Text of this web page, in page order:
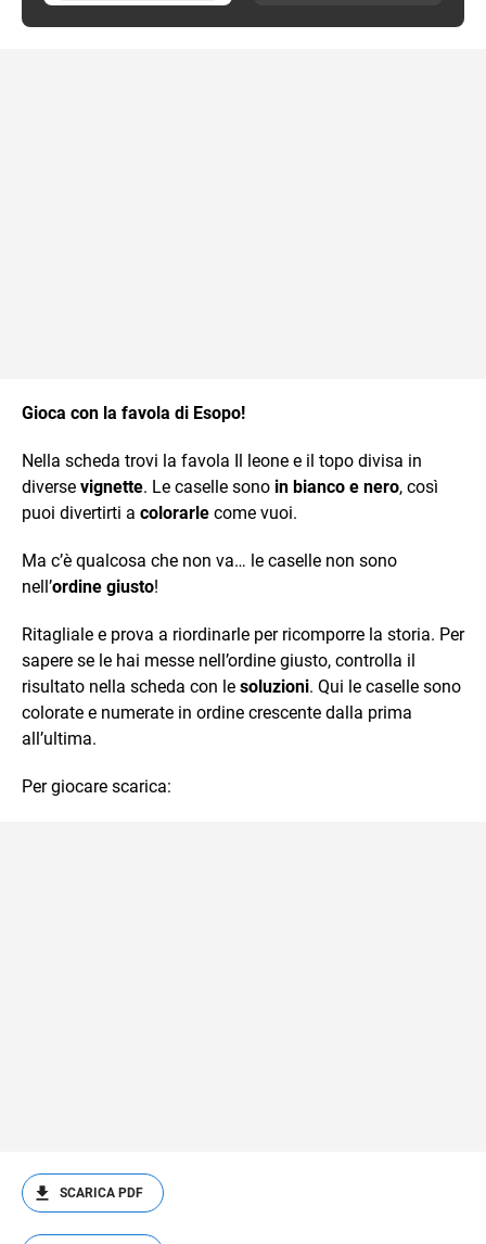
Gioca con la favola di Esopo!
Nella scheda trovi la favola Il leone e il topo divisa in
diverse vignette. Le caselle sono in bianco e nero, così
puoi divertirti a colorarle come vuoi.
Ma c’è qualcosa che non va… le caselle non sono
nell’ordine giusto!
Ritagliale e prova a riordinarle per ricomporre la storia. Per
sapere se le hai messe nell’ordine giusto, controlla il
risultato nella scheda con le soluzioni. Qui le caselle sono
colorate e numerate in ordine crescente dalla prima
all’ultima.
Per giocare scarica:
SCARICA PDF